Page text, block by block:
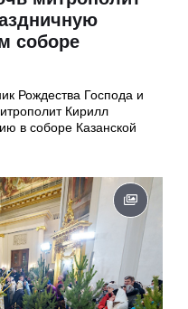
соборе
Рождества Господа и
Кирилл
в соборе Казанской